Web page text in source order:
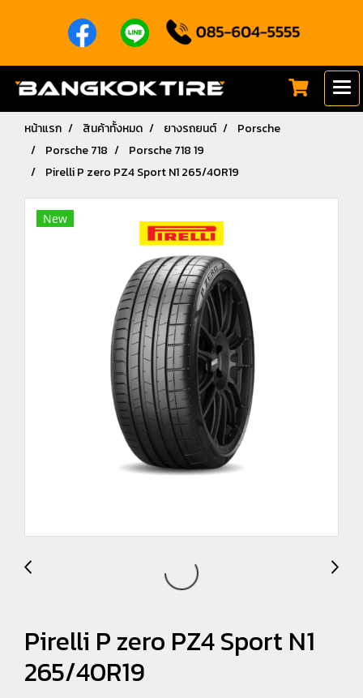
หน้าแรก สินค้าทั้งหมด ยางรถยนต์
Porsche
Porsche 718
Porsche 718 19
Pirelli P zero PZ4 Sport N1 265/40R19
New
Pirelli P zero PZ4 Sport N1
265/40R19